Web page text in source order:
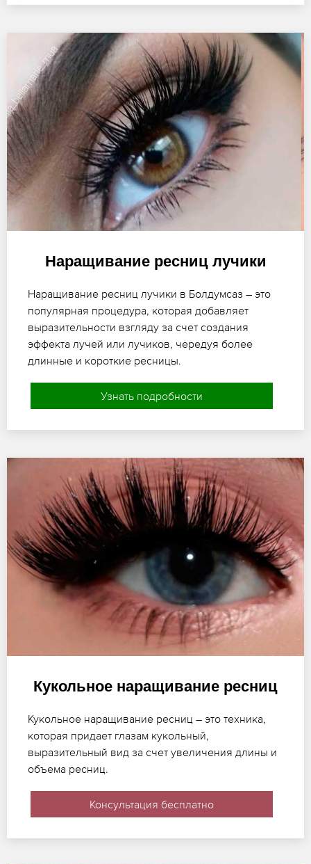
Наращивание ресниц лучики
Наращивание ресниц лучики в Болдумсаз – это
популярная процедура, которая добавляет
выразительности взгляду за счет создания
эффекта лучей или лучиков, чередуя более
длинные и короткие ресницы.
Узнать подробности
Кукольное наращивание ресниц
Кукольное наращивание ресниц – это техника,
которая придает глазам кукольный,
выразительный вид за счет увеличения длины и
объема ресниц.
Консультация бесплатно